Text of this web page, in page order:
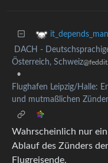
it_depends_man
DACH -
Österreich, Schweiz
•
Flughafen Leipzig/Halle:
und mutmaßlichen
Wahrscheinlich nur
Ablauf des Zünders
Flugreisende.